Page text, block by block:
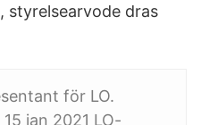
styrelsearvode dras
för LO.
jan 2021 LO-